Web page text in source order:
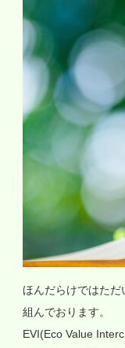
ほんだらけではただ
組んでおります。
EVI(Eco Value